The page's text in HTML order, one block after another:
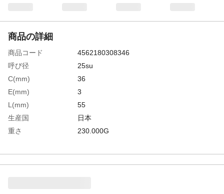
商品の詳細
商品コード
4562180308346
呼び径
25su
C(mm)
36
E(mm)
3
L(mm)
55
生産国
日本
重さ
230.000G
材質2
ナット:黄銅（C3771）